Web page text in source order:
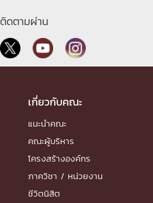
ติดตามผ่าน
เกี่ยวกับคณะ
แนะนำคณะ
คณะผู้บริหาร
โครงสร้างองค์กร
ภาควิชา / หน่วยงาน
ชีวิตนิสิต